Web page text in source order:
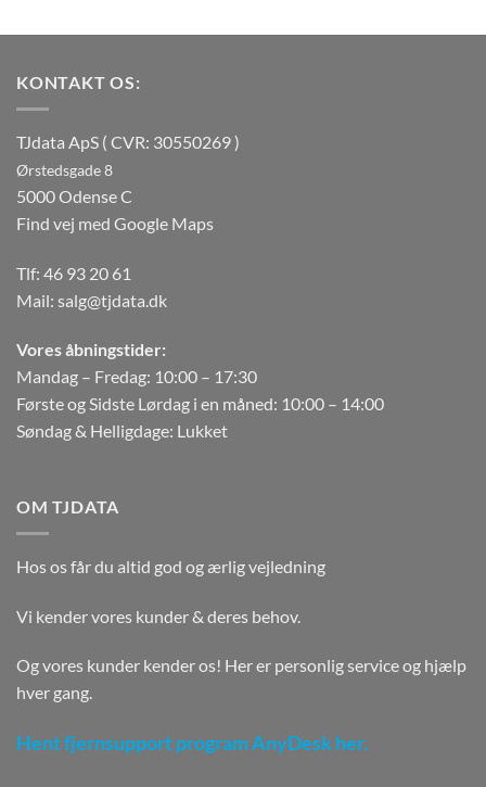
KONTAKT OS:
TJdata ApS ( CVR: 30550269 )
Ørstedsgade 8
5000 Odense C
Find vej med Google Maps
Tlf: 46 93 20 61
Mail: salg@tjdata.dk
Vores åbningstider:
Mandag – Fredag: 10:00 – 17:30
Første og Sidste Lørdag i en måned: 10:00 – 14:00
Søndag & Helligdage: Lukket
OM TJDATA
Hos os får du altid god og ærlig vejledning
Vi kender vores kunder & deres behov.
Og vores kunder kender os! Her er personlig service og hjælp
hver gang.
Hent fjernsupport program AnyDesk her.